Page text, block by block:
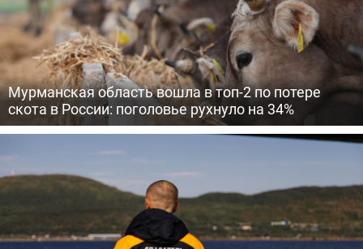
Мурманская область вошла в топ-2 по потере
скота в России: поголовье рухнуло на 34%